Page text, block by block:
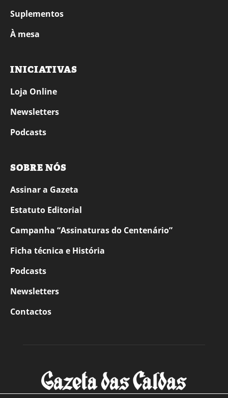
Suplementos
À mesa
INICIATIVAS
Loja Online
Newsletters
Podcasts
SOBRE NÓS
Assinar a Gazeta
Estatuto Editorial
Campanha “Assinaturas do Centenário”
Ficha técnica e História
Podcasts
Newsletters
Contactos